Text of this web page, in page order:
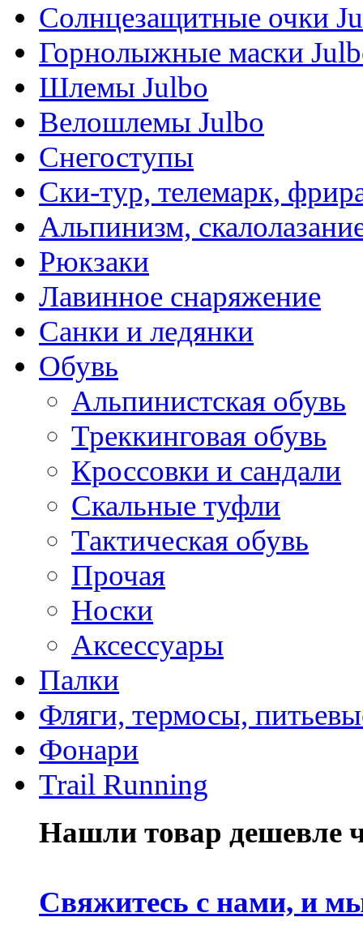
Солнцезащитные очки
Горнолыжные маски
Шлемы Julbo
Велошлемы Julbo
Снегоступы
Ски-тур, телемарк,
Альпинизм,
Рюкзаки
Лавинное снаряжение
Санки и ледянки
Обувь
Альпинистская обувь
Треккинговая обувь
Кроссовки и сандали
Скальные туфли
Тактическая обувь
Прочая
Носки
Аксессуары
Палки
Фляги, термосы,
Фонари
Trail Running
Нашли товар дешевле
Свяжитесь с нами, и